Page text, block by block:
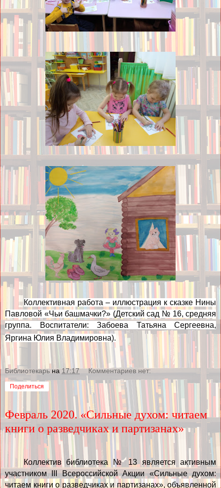
Коллективная работа – иллюстрация к сказке Нины
Павловой «Чьи башмачки?» (Детский сад № 16, средняя
группа. Воспитатели: Забоева Татьяна Сергеевна,
Яргина Юлия Владимировна).
Библиотекарь на 17:17 Комментариев нет:
Поделиться
Февраль 2020. «Сильные духом: читаем
книги о разведчиках и партизанах»
Коллектив библиотека № 13 является активным
участникомIIIВсероссийской Акции «Сильные духом:
читаем книги о разведчиках и партизанах», объявленной